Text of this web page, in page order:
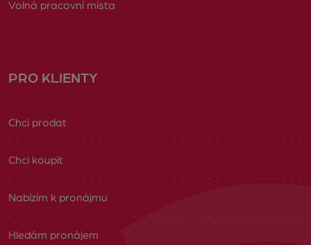
Volná pracovní místa
PRO KLIENTY
Chci prodat
Chci koupit
Nabízím k pronájmu
Hledám pronájem